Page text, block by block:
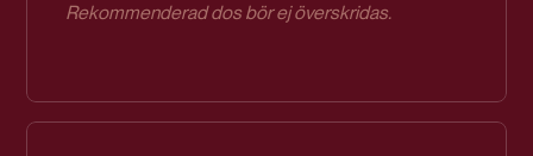
Rekommenderad dos bör ej överskridas.